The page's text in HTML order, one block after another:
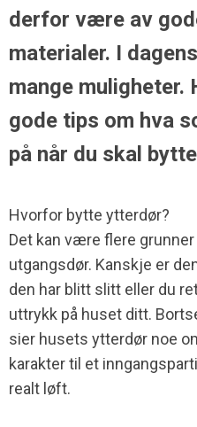
derfor være av
materialer. I
mange muligheter.
gode tips om hva
på når du skal
Hvorfor bytte ytterdør?
Det kan være flere
utgangsdør. Kanskje er
den har blitt slitt eller du
uttrykk på huset ditt.
sier husets ytterdør noe
karakter til et
realt løft.